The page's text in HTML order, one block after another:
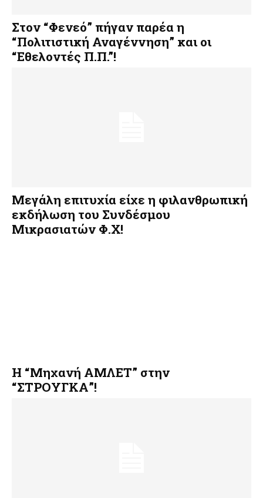
Στον “Φενεό” πήγαν παρέα η
“Πολιτιστική Αναγέννηση” και οι
“Εθελοντές Π.Π.”!
Μεγάλη επιτυχία είχε η φιλανθρωπική
εκδήλωση του Συνδέσμου
Μικρασιατών Φ.Χ!
Η “Μηχανή ΑΜΛΕΤ” στην
“ΣΤΡΟΥΓΚΑ”!